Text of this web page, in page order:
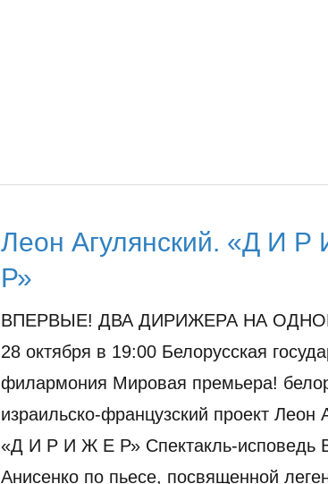
Леон Агулянский. «Д И
Р»
ВПЕРВЫЕ! ДВА ДИРИЖЕРА НА
28 октября в 19:00 Белорусская
филармония Мировая премьера!
израильско-французский проект Леон
«Д И Р И Ж Е Р» Спектакль-исповедь
Анисенко по пьесе, посвященной